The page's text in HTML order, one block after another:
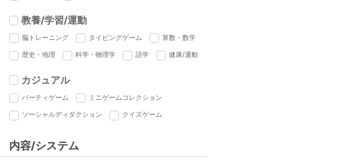
教養/学習/運動
脳トレーニング タイピングゲーム 算数・数学
歴史・地理 科学・物理学 語学 健康/運動
カジュアル
パーティゲーム ミニゲームコレクション
ソーシャルディダクション クイズゲーム
内容/システム